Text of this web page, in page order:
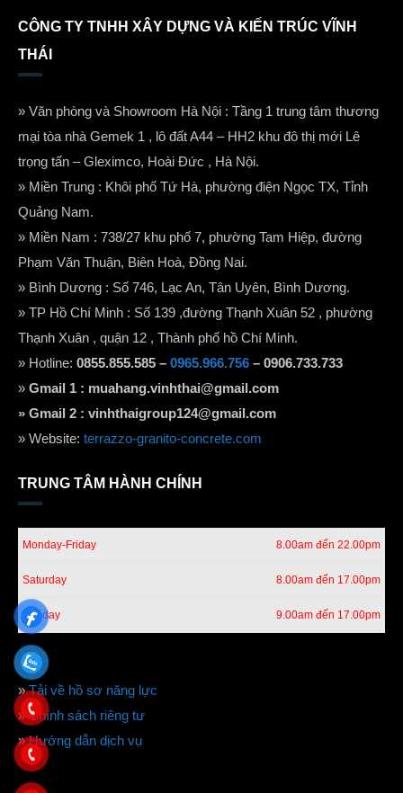
CÔNG TY TNHH XÂY DỰNG VÀ KIẾN TRÚC VĨNH
THÁI
» Văn phòng và Showroom Hà Nội : Tầng 1 trung tâm thương
mại tòa nhà Gemek 1 , lô đất A44 – HH2 khu đô thị mới Lê
trọng tấn – Gleximco, Hoài Đức , Hà Nội.
» Miền Trung : Khôi phố Tứ Hà, phường điện Ngọc TX, Tỉnh
Quảng Nam.
» Miền Nam : 738/27 khu phố 7, phường Tam Hiệp, đường
Phạm Văn Thuận, Biên Hoà, Đồng Nai.
» Bình Dương : Số 746, Lạc An, Tân Uyên, Bình Dương.
» TP Hồ Chí Minh : Số 139 ,đường Thạnh Xuân 52 , phường
Thạnh Xuân , quận 12 , Thành phố hồ Chí Minh.
» Hotline: 0855.855.585 – 0965.966.756 – 0906.733.733
» Gmail 1 : muahang.vinhthai@gmail.com
» Gmail 2 : vinhthaigroup124@gmail.com
» Website: terrazzo-granito-concrete.com
TRUNG TÂM HÀNH CHÍNH
Monday-Friday 8.00am đến 22.00pm
Saturday 8.00am đến 17.00pm
Sunday 9.00am đến 17.00pm
»Tải về hồ sơ năng lực
»Chính sách riêng tư
»Hướng dẫn dịch vụ